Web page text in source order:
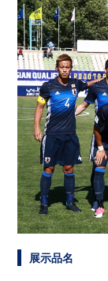
展示品名